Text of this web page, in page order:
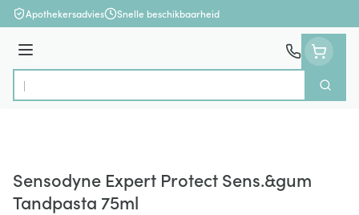
Ga naar de inhoud
Apothekersadvies Snelle beschikbaarheid
Menu
Product, merk, categorie...
Zoek
Sensodyne Expert Protect Sens.&gum
Tandpasta 75ml